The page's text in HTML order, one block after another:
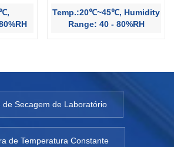
Temp.:20℃~45℃, Humidity
Range: 40 - 80%RH
de Secagem de Laboratório
de Temperatura Constante